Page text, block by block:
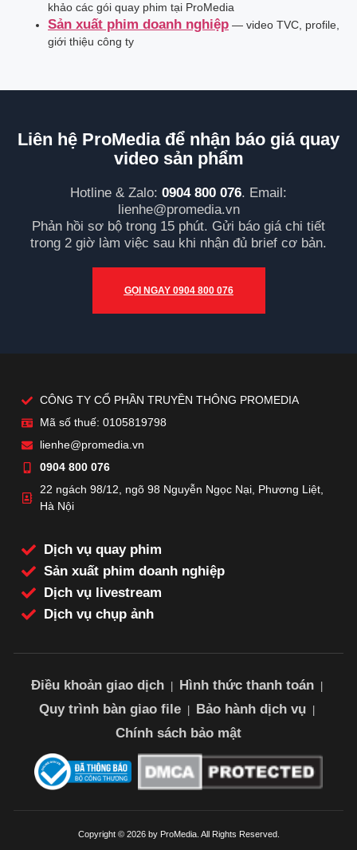
khảo các gói quay phim tại ProMedia
Sản xuất phim doanh nghiệp — video TVC, profile,
giới thiệu công ty
Liên hệ ProMedia để nhận báo giá quay
video sản phẩm
Hotline & Zalo: 0904 800 076. Email:
lienhe@promedia.vn
Phản hồi sơ bộ trong 15 phút. Gửi báo giá chi tiết
trong 2 giờ làm việc sau khi nhận đủ brief cơ bản.
GỌI NGAY 0904 800 076
CÔNG TY CỔ PHẦN TRUYỀN THÔNG PROMEDIA
Mã số thuế: 0105819798
lienhe@promedia.vn
0904 800 076
22 ngách 98/12, ngõ 98 Nguyễn Ngọc Nại, Phương Liệt,
Hà Nội
Dịch vụ quay phim
Sản xuất phim doanh nghiệp
Dịch vụ livestream
Dịch vụ chụp ảnh
Điều khoản giao dịch Hình thức thanh toán
Quy trình bàn giao file Bảo hành dịch vụ
Chính sách bảo mật
Copyright © 2026 by ProMedia. All Rights Reserved.